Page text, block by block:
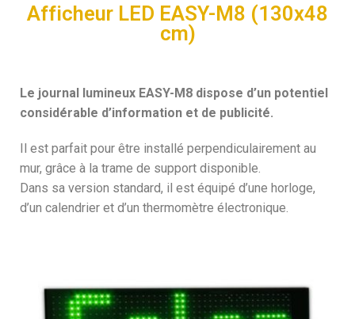
Afficheur LED EASY-M8 (130x48
cm)
Le journal lumineux EASY-M8 dispose d’un potentiel
considérable d’information et de publicité.
Il est parfait pour être installé perpendiculairement au
mur, grâce à la trame de support disponible.
Dans sa version standard, il est équipé d’une horloge,
d’un calendrier et d’un thermomètre électronique.